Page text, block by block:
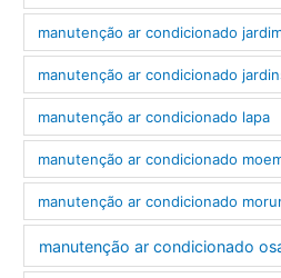
manutenção ar condicionado
manutenção ar condicionado
manutenção ar condicionado lapa
manutenção ar condicionado
manutenção ar condicionado
manutenção ar condicionado